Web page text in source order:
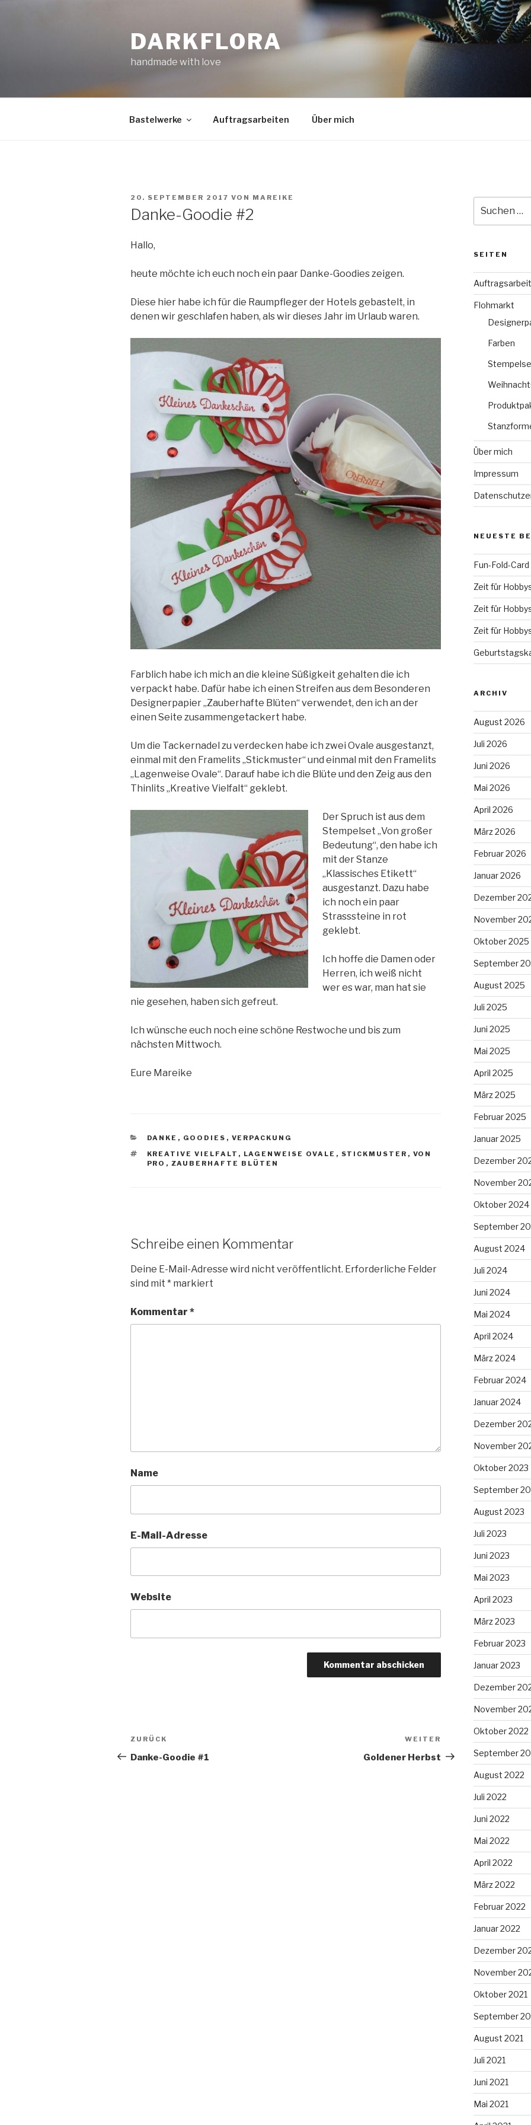
DARKFLORA
handmade with love
Bastelwerke Auftragsarbeiten Über mich
VERÖFFENTLICHT
20. SEPTEMBER 2017 VON MAREIKE
Danke-Goodie #2
Hallo,
heute möchte ich euch noch ein paar Danke-Goodies zeigen.
Diese hier habe ich für die Raumpfleger der Hotels gebastelt, in
denen wir geschlafen haben, als wir dieses Jahr im Urlaub waren.
Farblich habe ich mich an die kleine Süßigkeit gehalten die ich
verpackt habe. Dafür habe ich einen Streifen aus dem Besonderen
Designerpapier „Zauberhafte Blüten“ verwendet, den ich an der
einen Seite zusammengetackert habe.
Um die Tackernadel zu verdecken habe ich zwei Ovale ausgestanzt,
einmal mit den Framelits „Stickmuster“ und einmal mit den Framelits
„Lagenweise Ovale“. Darauf habe ich die Blüte und den Zeig aus den
Thinlits „Kreative Vielfalt“ geklebt.
Der Spruch ist aus dem
Stempelset „Von großer
Bedeutung“, den habe ich
mit der Stanze
„Klassisches Etikett“
ausgestanzt. Dazu habe
ich noch ein paar
Strasssteine in rot
geklebt.
Ich hoffe die Damen oder
Herren, ich weiß nicht
wer es war, man hat sie
nie gesehen, haben sich gefreut.
Ich wünsche euch noch eine schöne Restwoche und bis zum
nächsten Mittwoch.
Eure Mareike
KATEGORIEN
DANKE , GOODIES , VERPACKUNG
SCHLAGWÖRTER
KREATIVE VIELFALT , LAGENWEISE OVALE , STICKMUSTER , VON
PRO , ZAUBERHAFTE BLÜTEN
Schreibe einen Kommentar
Deine E-Mail-Adresse wird nicht veröffentlicht. Erforderliche Felder
sind mit * markiert
Kommentar *
Name
E-Mail-Adresse
Website
Beitragsnavigation
Vorheriger
Beitrag
ZURÜCK
Danke-Goodie #1
Nächster
Beitrag
WEITER
Goldener Herbst
nach:
SEITEN
Flohmarkt
Farben
Über mich
Impressum
NEUESTE
Fun-Fold-
Zeit für
Zeit für
Zeit für
ARCHIV
August 2026
Juli 2026
Juni 2026
Mai 2026
April 2026
März 2026
Februar 2026
Januar 2026
Dezember
November
Oktober 2025
September
August 2025
Juli 2025
Juni 2025
Mai 2025
April 2025
März 2025
Februar 2025
Januar 2025
Dezember
November
Oktober 2024
September
August 2024
Juli 2024
Juni 2024
Mai 2024
April 2024
März 2024
Februar 2024
Januar 2024
Dezember
November
Oktober 2023
September
August 2023
Juli 2023
Juni 2023
Mai 2023
April 2023
März 2023
Februar 2023
Januar 2023
Dezember
November
Oktober 2022
September
August 2022
Juli 2022
Juni 2022
Mai 2022
April 2022
März 2022
Februar 2022
Januar 2022
Dezember
November
Oktober 2021
September
August 2021
Juli 2021
Juni 2021
Mai 2021